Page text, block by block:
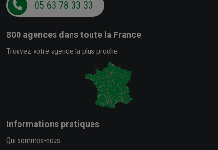
05 63 78 33 33
800 agences dans toute la France
Trouvez votre agence la plus proche
Informations pratiques
Qui sommes-nous